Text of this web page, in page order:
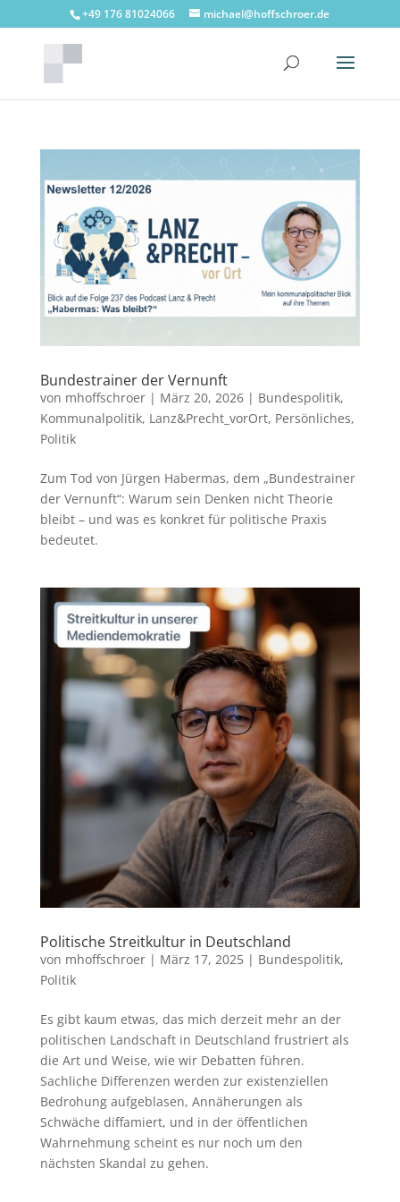
+49 176 81024066 michael@hoffschroer.de
Bundestrainer der Vernunft
von mhoffschroer| März 20, 2026| Bundespolitik,
Kommunalpolitik, Lanz&Precht_vorOrt, Persönliches,
Politik
Zum Tod von Jürgen Habermas, dem „Bundestrainer
der Vernunft“: Warum sein Denken nicht Theorie
bleibt – und was es konkret für politische Praxis
bedeutet.
Politische Streitkultur in Deutschland
von mhoffschroer| März 17, 2025| Bundespolitik,
Politik
Es gibt kaum etwas, das mich derzeit mehr an der
politischen Landschaft in Deutschland frustriert als
die Art und Weise, wie wir Debatten führen.
Sachliche Differenzen werden zur existenziellen
Bedrohung aufgeblasen, Annäherungen als
Schwäche diffamiert, und in der öffentlichen
Wahrnehmung scheint es nur noch um den
nächsten Skandal zu gehen.